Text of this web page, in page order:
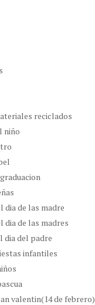
reciclados
niño
dia de las madre
dia de las madres
dia del padre
infantiles
valentin(14 de febrero)